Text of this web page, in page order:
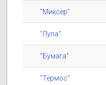
"Миксер"
"Лупа"
"Бумага"
"Термос"